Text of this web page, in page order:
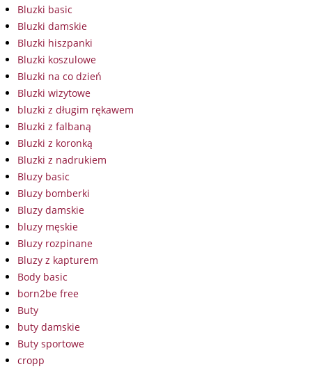
Bluzki basic
Bluzki damskie
Bluzki hiszpanki
Bluzki koszulowe
Bluzki na co dzień
Bluzki wizytowe
bluzki z długim rękawem
Bluzki z falbaną
Bluzki z koronką
Bluzki z nadrukiem
Bluzy basic
Bluzy bomberki
Bluzy damskie
bluzy męskie
Bluzy rozpinane
Bluzy z kapturem
Body basic
born2be free
Buty
buty damskie
Buty sportowe
cropp